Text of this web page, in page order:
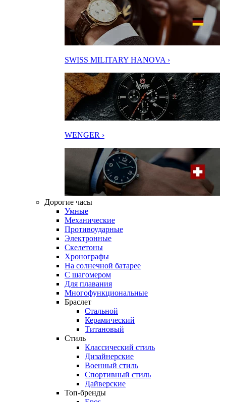
SWISS MILITARY HANOVA ›
WENGER ›
Дорогие часы
Умные
Механические
Противоударные
Электронные
Скелетоны
Хронографы
На солнечной батарее
С шагомером
Для плавания
Многофункциональные
Браслет
Стальной
Керамический
Титановый
Стиль
Классический стиль
Дизайнерские
Военный стиль
Спортивный стиль
Дайверские
Топ-бренды